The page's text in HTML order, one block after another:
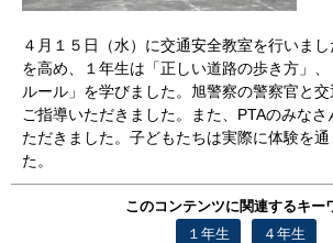
４月１５日（水）に交通安全教室を行いま
を高め、１年生は「正しい道路の歩き方」
ルール」を学びました。旭警察の警察官と
ご指導いただきました。また、PTAのみな
ただきました。子どもたちは実際に体験を
た。
このコンテンツに関連するキー
１年生
４年生